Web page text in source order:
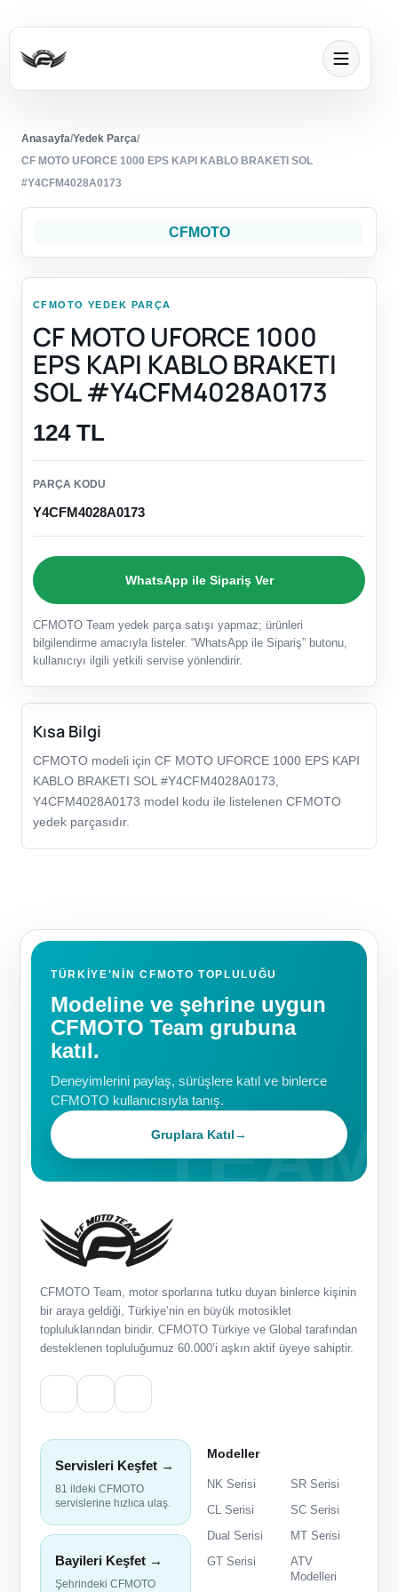
Anasayfa/Yedek Parça/
CF MOTO UFORCE 1000 EPS KAPI KABLO BRAKETI SOL
#Y4CFM4028A0173
CFMOTO
CFMOTO YEDEK PARÇA
CF MOTO UFORCE 1000
EPS KAPI KABLO BRAKETI
SOL #Y4CFM4028A0173
124 TL
PARÇA KODU
Y4CFM4028A0173
WhatsApp ile Sipariş Ver
CFMOTO Team yedek parça satışı yapmaz; ürünleri
bilgilendirme amacıyla listeler. “WhatsApp ile Sipariş” butonu,
kullanıcıyı ilgili yetkili servise yönlendirir.
Kısa Bilgi
CFMOTO modeli için CF MOTO UFORCE 1000 EPS KAPI
KABLO BRAKETI SOL #Y4CFM4028A0173,
Y4CFM4028A0173 model kodu ile listelenen CFMOTO
yedek parçasıdır.
TÜRKIYE'NIN CFMOTO TOPLULUĞU
Modeline ve şehrine uygun
CFMOTO Team grubuna
katıl.
Deneyimlerini paylaş, sürüşlere katıl ve binlerce
CFMOTO kullanıcısıyla tanış.
Gruplara Katıl→
CFMOTO Team, motor sporlarına tutku duyan binlerce kişinin
bir araya geldiği, Türkiye’nin en büyük motosiklet
topluluklarından biridir. CFMOTO Türkiye ve Global tarafından
desteklenen topluluğumuz 60.000’i aşkın aktif üyeye sahiptir.
Servisleri Keşfet →
81 ildeki CFMOTO
servislerine hızlıca ulaş.
Bayileri Keşfet →
Şehrindeki CFMOTO
Modeller
NK Serisi
SR Serisi
CL Serisi
SC Serisi
Dual Serisi
MT Serisi
GT Serisi
ATV
Modelleri